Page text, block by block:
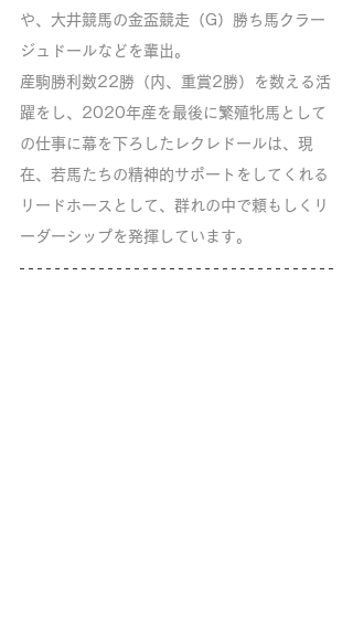
や、大井競馬の金盃競走（G）勝ち馬クラー
ジュドールなどを輩出。
産駒勝利数22勝（内、重賞2勝）を数える活
躍をし、2020年産を最後に繁殖牝馬として
の仕事に幕を下ろしたレクレドールは、現
在、若馬たちの精神的サポートをしてくれる
リードホースとして、群れの中で頼もしくリ
ーダーシップを発揮しています。